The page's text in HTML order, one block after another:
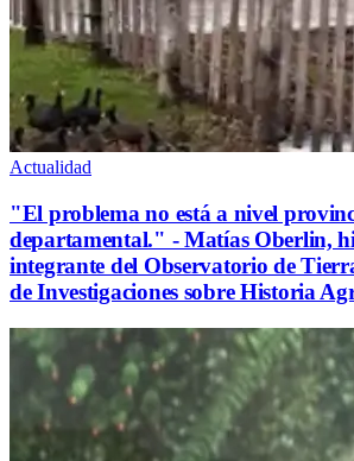
Actualidad
"El problema no está a nivel
departamental." - Matías Oberlin,
integrante del Observatorio de
de Investigaciones sobre Historia